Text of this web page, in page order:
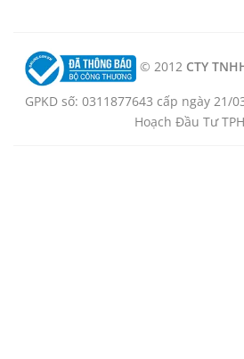
© 2012 CTY
GPKD số: 0311877643 cấp ngày 21/
Hoạch Đầu Tư